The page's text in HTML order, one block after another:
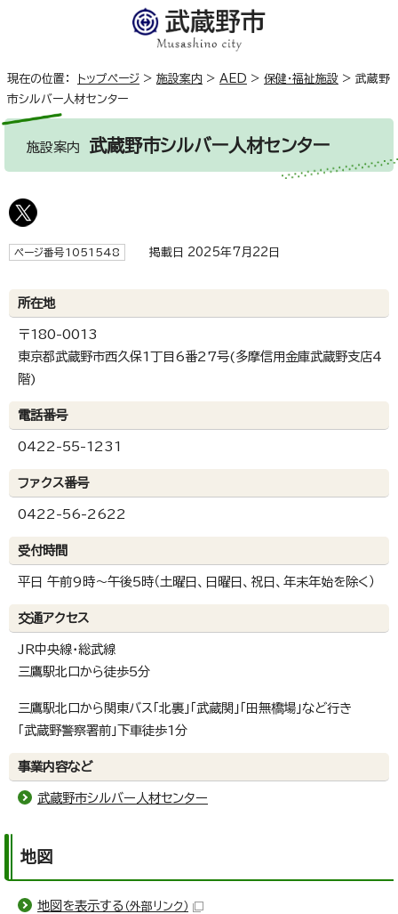
現在の位置： トップページ > 施設案内 > AED > 保健・福祉施設 > 武蔵野
市シルバー人材センター
施設案内 武蔵野市シルバー人材センター
ページ番号1051548 掲載日 2025年7月22日
所在地
〒180-0013
東京都武蔵野市西久保1丁目6番27号(多摩信用金庫武蔵野支店4
階)
電話番号
0422-55-1231
ファクス番号
0422-56-2622
受付時間
平日 午前9時～午後5時（土曜日、日曜日、祝日、年末年始を除く）
交通アクセス
JR中央線・総武線
三鷹駅北口から徒歩5分
三鷹駅北口から関東バス「北裏」「武蔵関」「田無橋場」など行き
「武蔵野警察署前」下車徒歩1分
事業内容など
武蔵野市シルバー人材センター
地図
地図を表示する （外部リンク）